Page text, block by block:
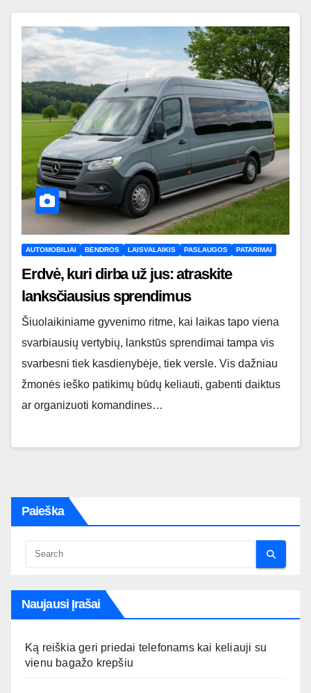
AUTOMOBILIAI BENDROS LAISVALAIKIS PASLAUGOS PATARIMAI
Erdvė, kuri dirba už jus: atraskite
lanksčiausius sprendimus
Šiuolaikiniame gyvenimo ritme, kai laikas tapo viena
svarbiausių vertybių, lankstūs sprendimai tampa vis
svarbesni tiek kasdienybėje, tiek versle. Vis dažniau
žmonės ieško patikimų būdų keliauti, gabenti daiktus
ar organizuoti komandines…
Paieška
Naujausi Įrašai
Ką reiškia geri priedai telefonams kai keliauji su
vienu bagažo krepšiu